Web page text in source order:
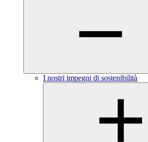
I nostri impegni di sostenibilità